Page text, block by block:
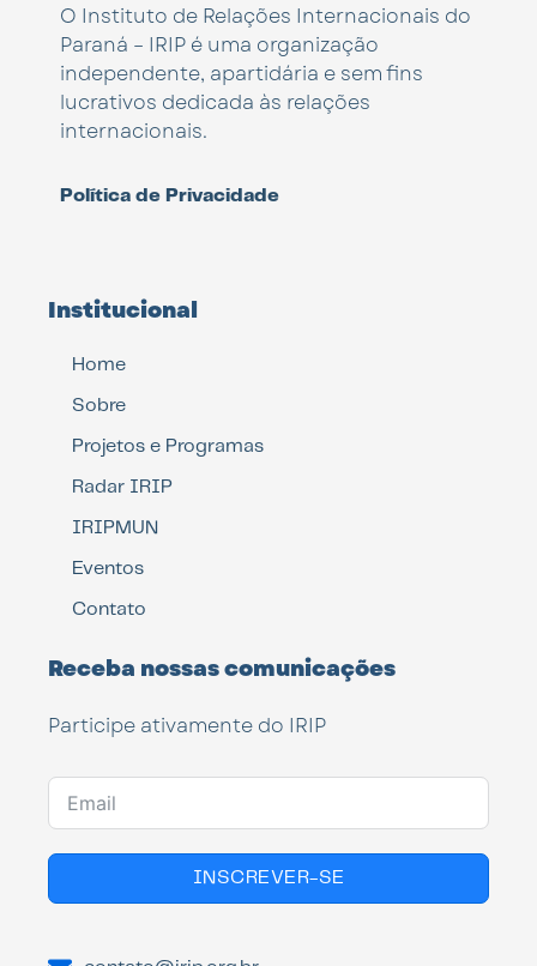
O Instituto de Relações Internacionais do
Paraná – IRIP é uma organização
independente, apartidária e sem fins
lucrativos dedicada às relações
internacionais.
Política de Privacidade
Institucional
Home
Sobre
Projetos e Programas
Radar IRIP
IRIPMUN
Eventos
Contato
Receba nossas comunicações
Participe ativamente do IRIP
INSCREVER-SE